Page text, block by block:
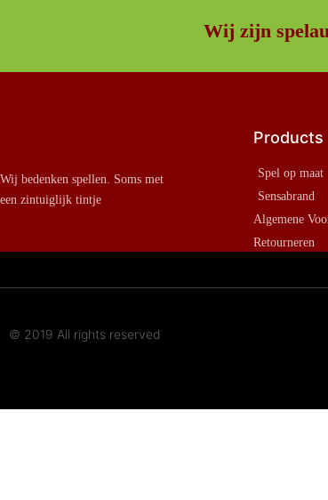
Wij zijn
Wij bedenken spellen. Soms met
een zintuiglijk tintje
Products
Spel op maat
Sensabrand
Algemene
Retourneren
© 2019 All rights reserved